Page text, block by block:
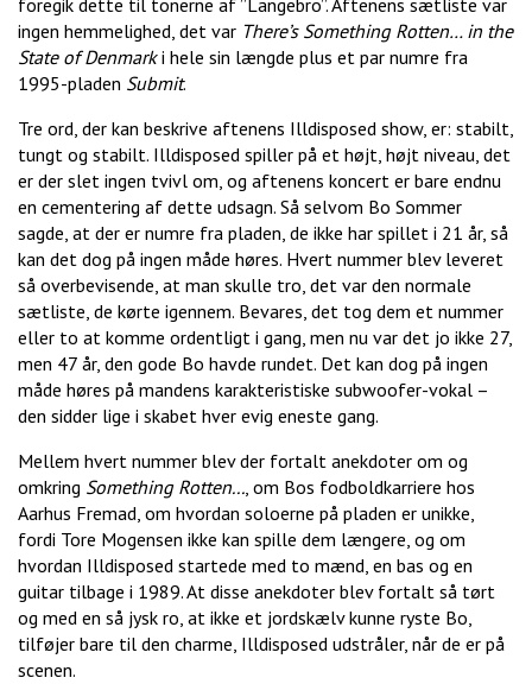
foregik dette til tonerne af ”Langebro”. Aftenens sætliste var
ingen hemmelighed, det var There’s Something Rotten… in the
State of Denmarki hele sin længde plus et par numre fra
1995-pladen Submit.
Tre ord, der kan beskrive aftenens Illdisposed show, er: stabilt,
tungt og stabilt. Illdisposed spiller på et højt, højt niveau, det
er der slet ingen tvivl om, og aftenens koncert er bare endnu
en cementering af dette udsagn. Så selvom Bo Sommer
sagde, at der er numre fra pladen, de ikke har spillet i 21 år, så
kan det dog på ingen måde høres. Hvert nummer blev leveret
så overbevisende, at man skulle tro, det var den normale
sætliste, de kørte igennem. Bevares, det tog dem et nummer
eller to at komme ordentligt i gang, men nu var det jo ikke 27,
men 47 år, den gode Bo havde rundet. Det kan dog på ingen
måde høres på mandens karakteristiske subwoofer-vokal –
den sidder lige i skabet hver evig eneste gang.
Mellem hvert nummer blev der fortalt anekdoter om og
omkring Something Rotten..., om Bos fodboldkarriere hos
Aarhus Fremad, om hvordan soloerne på pladen er unikke,
fordi Tore Mogensen ikke kan spille dem længere, og om
hvordan Illdisposed startede med to mænd, en bas og en
guitar tilbage i 1989. At disse anekdoter blev fortalt så tørt
og med en så jysk ro, at ikke et jordskælv kunne ryste Bo,
tilføjer bare til den charme, Illdisposed udstråler, når de er på
scenen.